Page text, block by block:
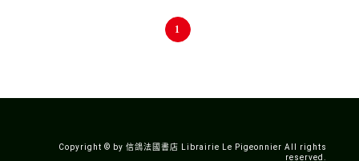
1
Copyright © by 信鴿法國書店 Librairie Le Pigeonnier All rights
reserved.